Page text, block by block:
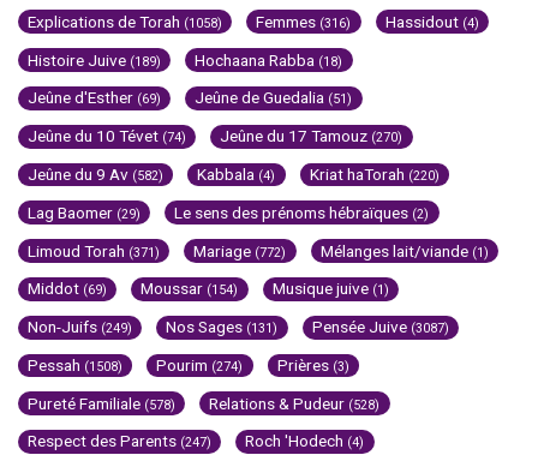
Explications de Torah (1058) Femmes (316) Hassidout (4)
Histoire Juive (189) Hochaana Rabba (18)
Jeûne d'Esther (69) Jeûne de Guedalia (51)
Jeûne du 10 Tévet (74) Jeûne du 17 Tamouz (270)
Jeûne du 9 Av (582) Kabbala (4) Kriat haTorah (220)
Lag Baomer (29) Le sens des prénoms hébraïques (2)
Limoud Torah (371) Mariage (772) Mélanges lait/viande (1)
Middot (69) Moussar (154) Musique juive (1)
Non-Juifs (249) Nos Sages (131) Pensée Juive (3087)
Pessah (1508) Pourim (274) Prières (3)
Pureté Familiale (578) Relations & Pudeur (528)
Respect des Parents (247) Roch 'Hodech (4)